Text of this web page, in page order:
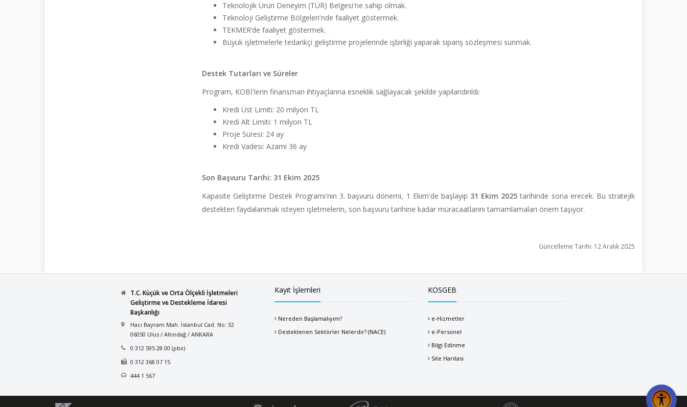
Teknolojik Ürün Deneyim (TÜR) Belgesi'ne sahip olmak.
Teknoloji Geliştirme Bölgeleri'nde faaliyet göstermek.
TEKMER’de faaliyet göstermek.
Büyük işletmelerle tedarikçi geliştirme projelerinde işbirliği yaparak sipariş sözleşmesi sunmak.
Destek Tutarları ve Süreler
Program, KOBİ'lerin finansman ihtiyaçlarına esneklik sağlayacak şekilde yapılandırıldı:
Kredi Üst Limiti: 20 milyon TL
Kredi Alt Limiti: 1 milyon TL
Proje Süresi: 24 ay
Kredi Vadesi: Azami 36 ay
Son Başvuru Tarihi: 31 Ekim 2025
Kapasite Geliştirme Destek Programı'nın 3. başvuru dönemi, 1 Ekim'de başlayıp 31 Ekim 2025tarihinde sona erecek. Bu stratejik
destekten faydalanmak isteyen işletmelerin, son başvuru tarihine kadar müracaatlarını tamamlamaları önem taşıyor.
Güncelleme Tarihi: 12 Aralık 2025
T.C. Küçük ve Orta Ölçekli İşletmeleri
Geliştirme ve Destekleme İdaresi
Başkanlığı
Hacı Bayram Mah. İstanbul Cad. No: 32
06050 Ulus / Altındağ / ANKARA
0 312 595 28 00 (pbx)
0 312 368 07 15
444 1 567
Kayıt İşlemleri
Nereden Başlamalıyım?
Desteklenen Sektörler Nelerdir? (NACE)
KOSGEB
e-Hizmetler
e-Personel
Bilgi Edinme
Site Haritası